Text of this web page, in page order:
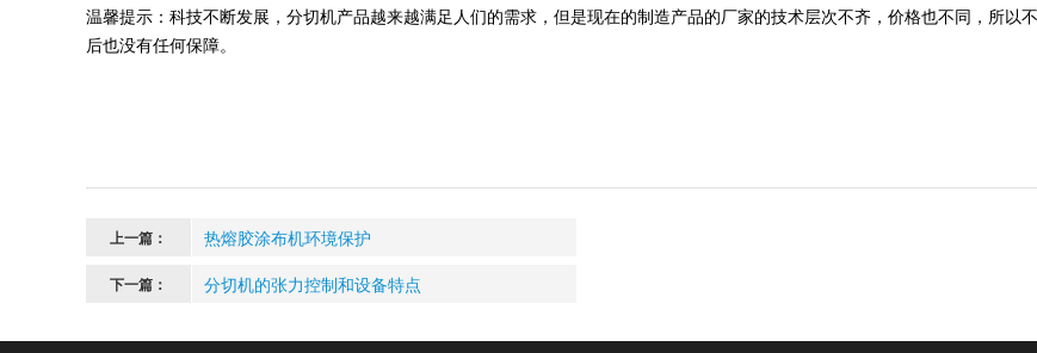
温馨提示：科技不断发展，分切机产品越来越满足人们的需求，但是现在的制造产品的厂家的技术层次不齐，价格也不同，所以
后也没有任何保障。
上一篇： 热熔胶涂布机环境保护
下一篇： 分切机的张力控制和设备特点